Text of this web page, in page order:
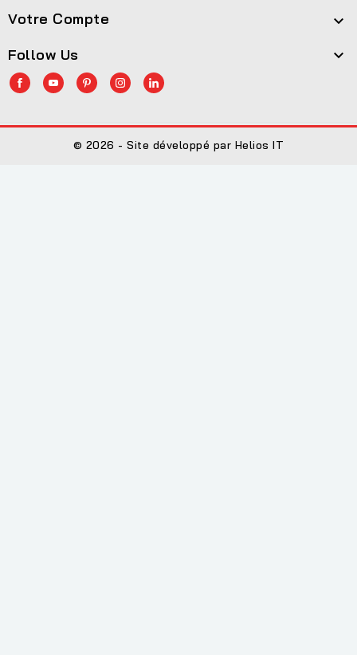
Votre Compte 
Follow Us 
© 2026 - Site développé par Helios IT